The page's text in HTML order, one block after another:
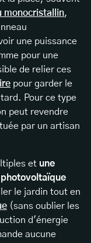
monocristallin,
une puissance
pour une
de relier ces
pour garder le
Pour ce type
peut revendre
par un artisan
et une
le jardin tout en
(sans oublier les
d'énergie
aucune